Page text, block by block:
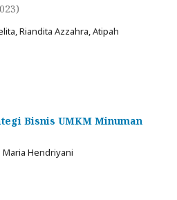
Riandita Azzahra, Atipah
Bisnis UMKM Minuman
Maria Hendriyani